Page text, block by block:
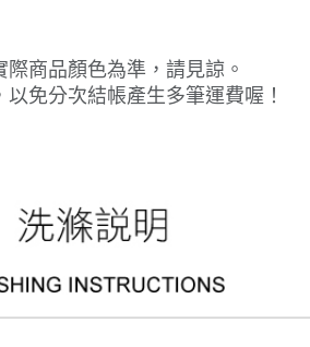
商品顏色為準，請見諒。
免分次結帳產生多筆運費喔！